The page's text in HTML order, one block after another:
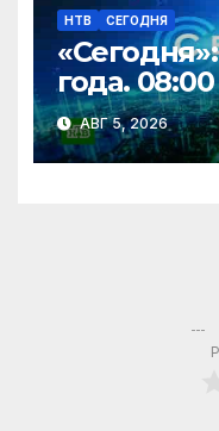
НТВ СЕГОДНЯ
года.
новостей
АВГ 5, 2026